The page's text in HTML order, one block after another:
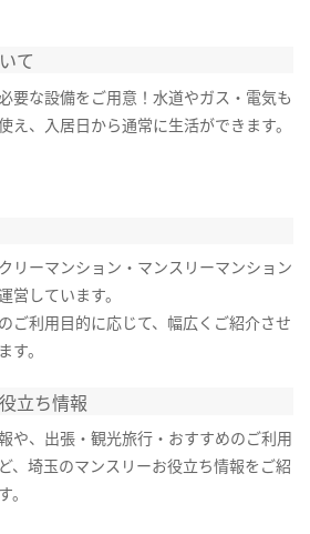
て
要な設備をご用意！水道やガス・電気も
え、入居日から通常に生活ができます。
リーマンション・マンスリーマンション
営しています。
ご利用目的に応じて、幅広くご紹介させ
す。
立ち情報
や、出張・観光旅行・おすすめのご利用
、埼玉のマンスリーお役立ち情報をご紹
。